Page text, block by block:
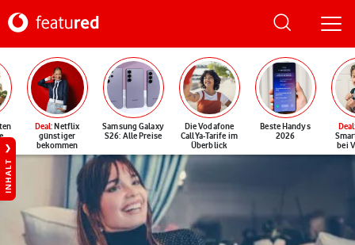
Deal: Netflix
günstiger
bekommen
Samsung Galaxy
S26: Alle Preise
Die Vodafone
CallYa-Tarife im
Überblick
Beste Handys
2026
Deal
bei
INHALT